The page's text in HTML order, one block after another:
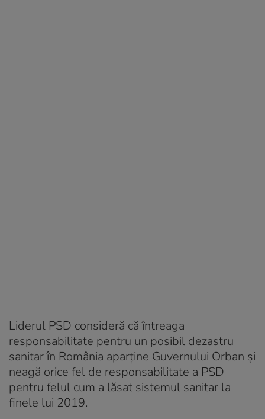
Liderul PSD consideră că întreaga
responsabilitate pentru un posibil dezastru
sanitar în România aparține Guvernului Orban și
neagă orice fel de responsabilitate a PSD
pentru felul cum a lăsat sistemul sanitar la
finele lui 2019.